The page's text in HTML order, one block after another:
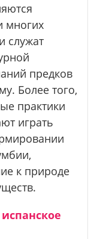
многих
служат
предков
Более того,
практики
играть
к природе